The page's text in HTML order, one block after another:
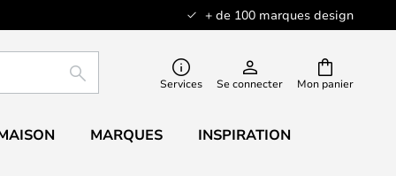
+ de 100 marques design
Mon panier
RECHERCHERServices Se connecter
MARQUES INSPIRATION